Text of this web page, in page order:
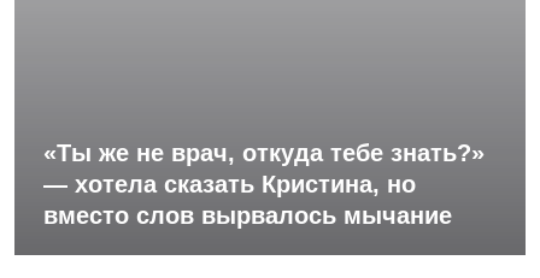
«Ты же не врач, откуда тебе знать?»
— хотела сказать Кристина, но
вместо слов вырвалось мычание